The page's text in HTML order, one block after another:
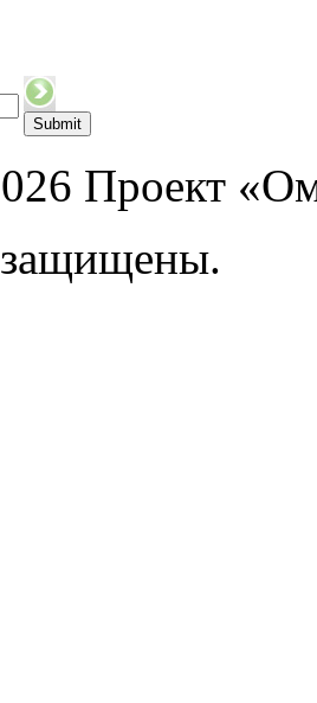
Проект
защищены.